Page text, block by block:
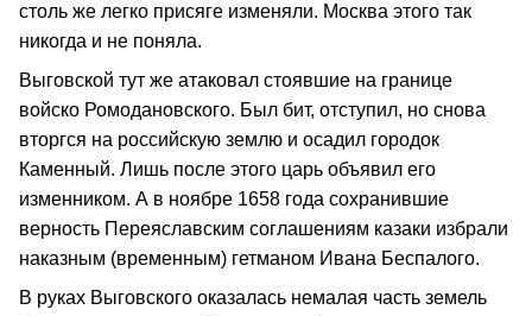
столь же легко присяге изменяли. Москва этого так
никогда и не поняла.
Выговской тут же атаковал стоявшие на границе
войско Ромодановского. Был бит, отступил, но снова
вторгся на российскую землю и осадил городок
Каменный. Лишь после этого царь объявил его
изменником. А в ноябре 1658 года сохранившие
верность Переяславским соглашениям казаки избрали
наказным (временным) гетманом Ивана Беспалого.
В руках Выговского оказалась немалая часть земель